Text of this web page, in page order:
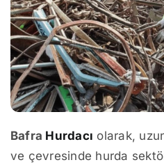
Bafra Hurdacı olarak,
ve çevresinde hurda